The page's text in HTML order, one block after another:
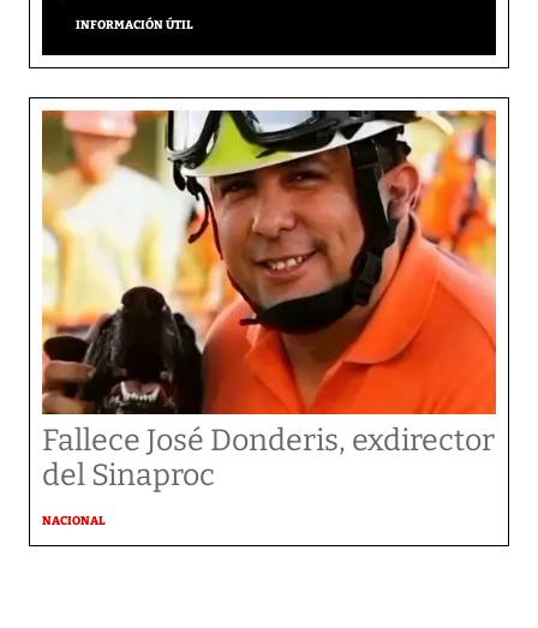
INFORMACIÓN ÚTIL
Fallece José Donderis, exdirector
del Sinaproc
NACIONAL